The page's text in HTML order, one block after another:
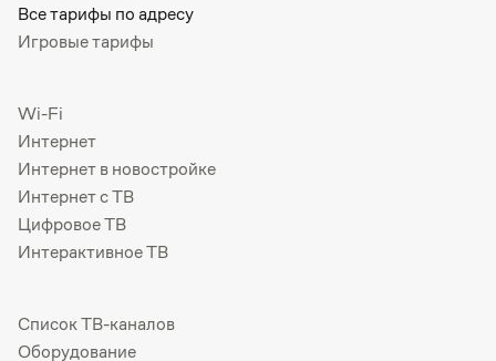
Все тарифы по адресу
Игровые тарифы
Wi-Fi
Интернет
Интернет в новостройке
Интернет с ТВ
Цифровое ТВ
Интерактивное ТВ
Список ТВ-каналов
Оборудование